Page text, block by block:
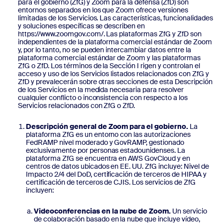
para el gobierno (ZfG) y Zoom para la defensa (ZfD) son
entornos separados en los que Zoom ofrece versiones
limitadas de los Servicios. Las características, funcionalidades
y soluciones específicas se describen en
https://www.zoomgov.com/. Las plataformas ZfG y ZfD son
independientes de la plataforma comercial estándar de Zoom
y, por lo tanto, no se pueden intercambiar datos entre la
plataforma comercial estándar de Zoom y las plataformas
ZfG o ZfD. Los términos de la Sección I rigen y controlan el
acceso y uso de los Servicios listados relacionados con ZfG y
ZfD y prevalecerán sobre otras secciones de esta Descripción
de los Servicios en la medida necesaria para resolver
cualquier conflicto o inconsistencia con respecto a los
Servicios relacionados con ZfG o ZfD.
Descripción general de Zoom para el gobierno. La
plataforma ZfG es un entorno con las autorizaciones
FedRAMP nivel moderado y GovRAMP, gestionado
exclusivamente por personas estadounidenses. La
plataforma ZfG se encuentra en AWS GovCloud y en
centros de datos ubicados en EE. UU. ZfG incluye: Nivel de
Impacto 2/4 del DoD, certificación de terceros de HIPAA y
certificación de terceros de CJIS. Los servicios de ZfG
incluyen:
Videoconferencias en la nube de Zoom. Un servicio
de colaboración basado en la nube que incluye vídeo,